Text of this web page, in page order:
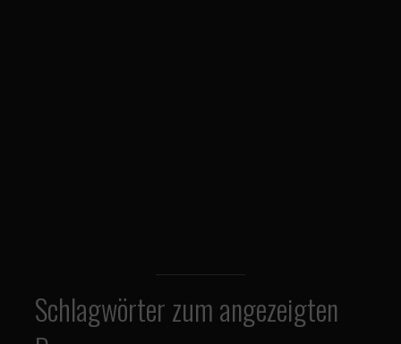
Schlagwörter zum angezeigten